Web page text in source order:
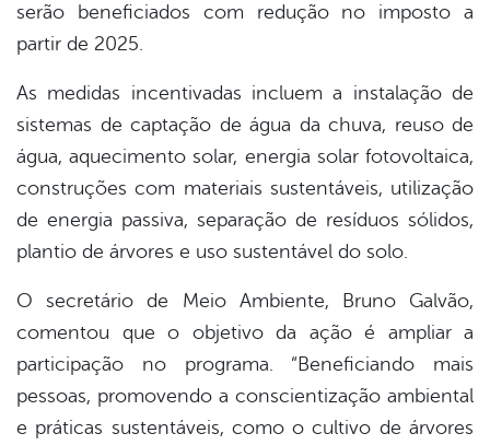
serão beneficiados com redução no imposto a
partir de 2025.
As medidas incentivadas incluem a instalação de
sistemas de captação de água da chuva, reuso de
água, aquecimento solar, energia solar fotovoltaica,
construções com materiais sustentáveis, utilização
de energia passiva, separação de resíduos sólidos,
plantio de árvores e uso sustentável do solo.
O secretário de Meio Ambiente, Bruno Galvão,
comentou que o objetivo da ação é ampliar a
participação no programa. “Beneficiando mais
pessoas, promovendo a conscientização ambiental
e práticas sustentáveis, como o cultivo de árvores